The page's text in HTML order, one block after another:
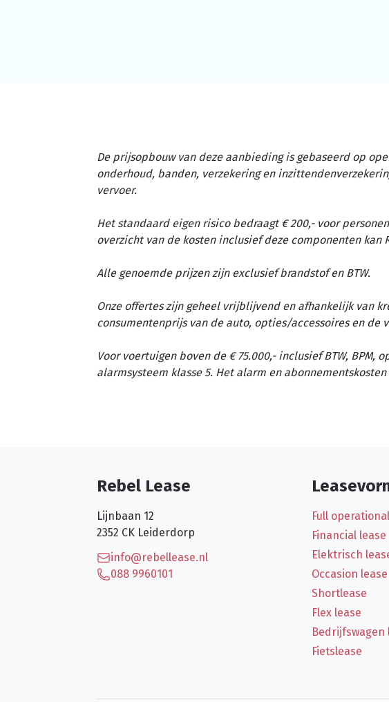
De prijsopbouw van deze aanbieding is gebaseerd op
onderhoud, banden, verzekering en
vervoer.
Het standaard eigen risico bedraagt € 200,- voor
overzicht van de kosten inclusief deze componenten
Alle genoemde prijzen zijn exclusief brandstof en BTW.
Onze offertes zijn geheel vrijblijvend en afhankelijk van
consumentenprijs van de auto, opties/accessoires en de
Voor voertuigen boven de € 75.000,- inclusief BTW,
alarmsysteem klasse 5. Het alarm en
Rebel Lease
Lijnbaan 12
2352 CK Leiderdorp
info@rebellease.nl
088 9960101
Full
Financial lease
Elektrisch
Occasion lease
Shortlease
Flex lease
Bedrijfswagen
Fietslease